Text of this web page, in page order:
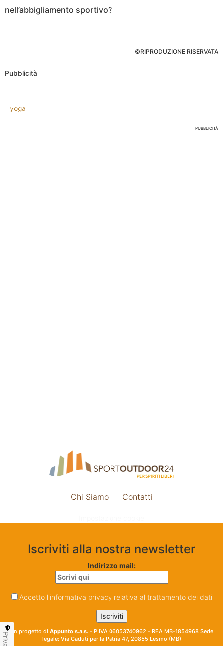
nell’abbigliamento sportivo?
©RIPRODUZIONE RISERVATA
Pubblicità
yoga
PUBBLICITÀ
Chi Siamo Contatti
Iscriviti alla nostra newsletter
Indirizzo mail:
Accetto l'informativa privacy relativa al trattamento dei dati
Un progetto di Appunto s.a.s. - P.IVA 06053740962 - REA MB-1854968 Sede
legale: Via Caduti per la Patria 47, 20855 Lesmo (MB)